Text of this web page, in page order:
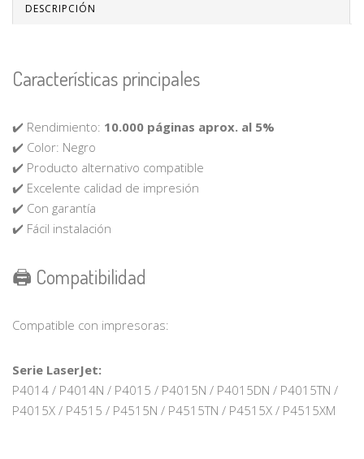
DESCRIPCIÓN
Características principales
✔️ Rendimiento: 10.000 páginas aprox. al 5%
✔️ Color: Negro
✔️ Producto alternativo compatible
✔️ Excelente calidad de impresión
✔️ Con garantía
✔️ Fácil instalación
🖨️ Compatibilidad
Compatible con impresoras:
Serie LaserJet:
P4014 / P4014N / P4015 / P4015N / P4015DN / P4015TN /
P4015X / P4515 / P4515N / P4515TN / P4515X / P4515XM